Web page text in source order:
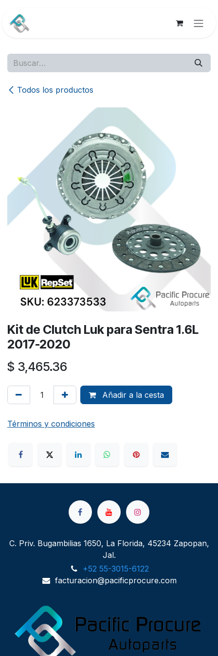
Todos los productos
Kit de Clutch Luk para Sentra 1.6L
2017-2020
$ 3,465.36
Añadir a la cesta
Términos y condiciones
C. Priv. Bugambilias 1650, La Florida, 45234 Zapopan,
Jal.
+52 55-3015-6122
facturacion@pacificprocure.com